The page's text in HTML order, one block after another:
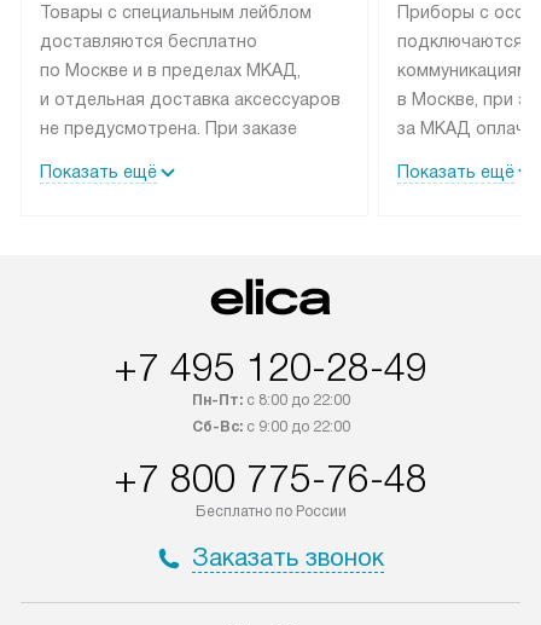
Товары с специальным лейблом
доставляются бесплатно
по Москве и в пределах МКАД,
и отдельная доставка аксессуаров
не предусмотрена. При заказе
рекомендуем обсудить
быть отправлены покупателю
интересен товар «Под заказ»,
приобретения с менеджером сайта.
доставляются бесплатно
по Москве в пределах МКАД,
не предусмотрена.
Показать ещё
Приборы с
подключаются к
коммуникациям
в Москве, при
за МКАД
партнера
по монтажу
материалы.
Показать ещё
+7 495 120-28-49
Пн-Пт:с 8:00 до 22:00
Сб-Вс:с 9:00 до 22:00
+7 800 775-76-48
Бесплатно по России
Заказать звонок